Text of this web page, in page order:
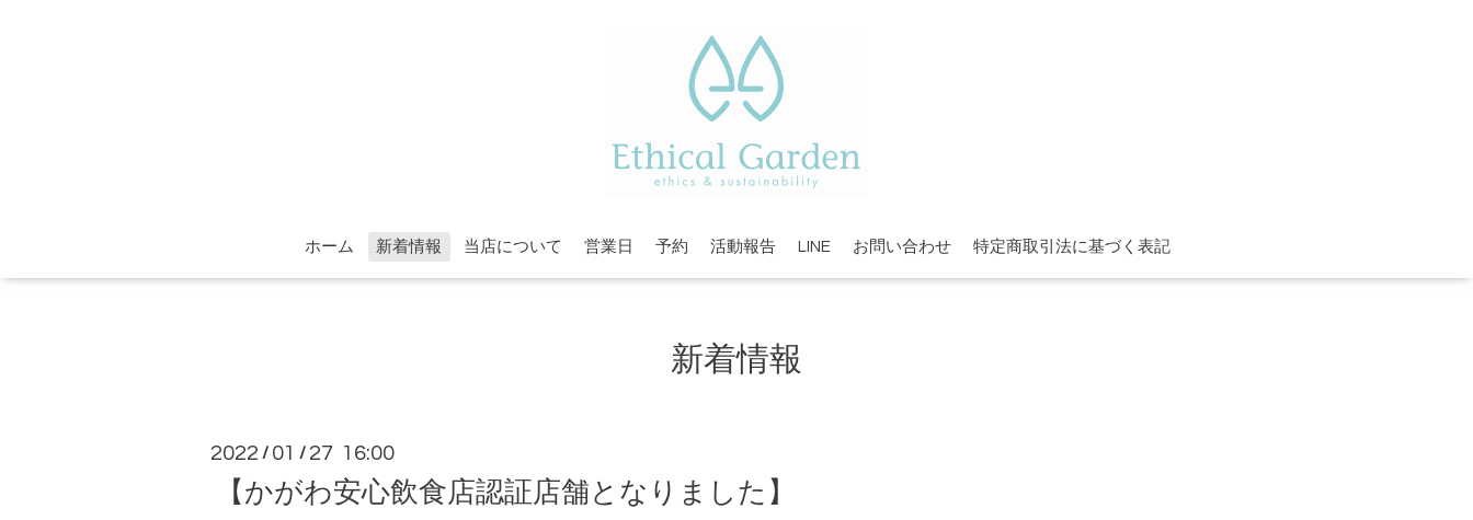
ホーム 新着情報 当店について 営業日 予約 活動報告 LINE お問い合わせ 特定商取引法に基づく表記
新着情報
2022 / 01 / 27 16:00
【かがわ安心飲食店認証店舗となりました】